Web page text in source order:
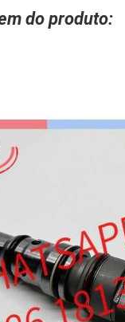
do produto: